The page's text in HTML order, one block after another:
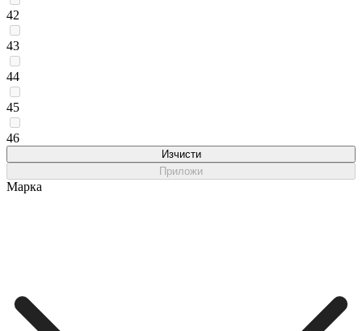
42
43
44
45
46
Изчисти
Приложи
Марка